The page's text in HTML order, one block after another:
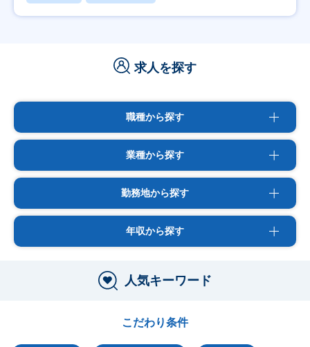
求人を探す
職種から探す
業種から探す
勤務地から探す
年収から探す
人気キーワード
こだわり条件